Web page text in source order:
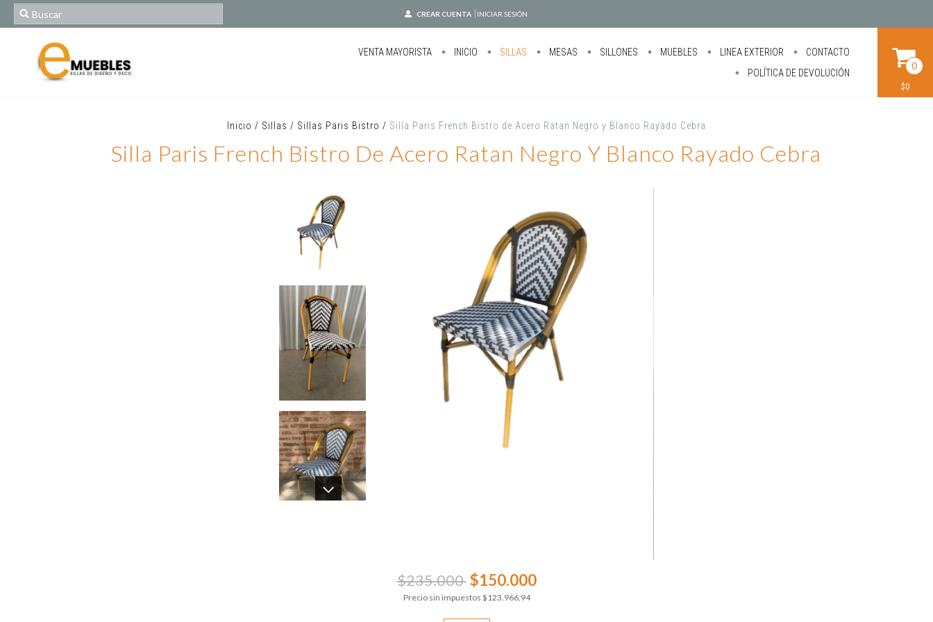
CREAR CUENTA INICIAR SESIÓN
VENTA MAYORISTA INICIO SILLAS MESAS SILLONES MUEBLES LINEA EXTERIOR
CONTACTO
POLÍTICA DE DEVOLUCIÓN
0
$0
Inicio / Sillas / Sillas Paris Bistro / Silla Paris French Bistro de Acero Ratan Negro y Blanco Rayado Cebra
Silla Paris French Bistro De Acero Ratan Negro Y Blanco Rayado Cebra
$235.000 $150.000
Precio sin impuestos $123.966,94